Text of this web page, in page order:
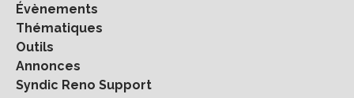
Évènements
Thématiques
Outils
Annonces
Syndic Reno Support